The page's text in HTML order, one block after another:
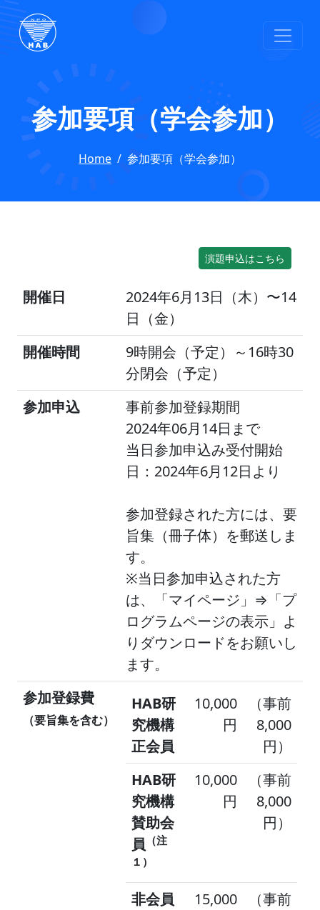
参加要項（学会参加）
Home 参加要項（学会参加）
演題申込はこちら
開催日
2024年6月13日（木）〜14
日（金）
開催時間
9時開会（予定）～16時30
分閉会（予定）
参加申込
事前参加登録期間
2024年06月14日 まで
当日参加申込み受付開始
日：2024年6月12日より
参加登録された方には、要
旨集（冊子体）を郵送しま
す。
※当日参加申込された方
は、「マイページ」⇒「プ
ログラムページの表示」よ
りダウンロードをお願いし
ます。
参加登録費
（要旨集を含む）
HAB研
究機構
正会員
10,000
円
（事前
8,000
円）
HAB研
究機構
賛助会
員 （注
１）
10,000
円
（事前
8,000
円）
非会員
15,000
（事前